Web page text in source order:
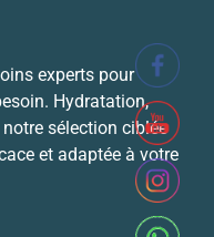
experts pour
Hydratation,
sélection ciblée
et adaptée à votre